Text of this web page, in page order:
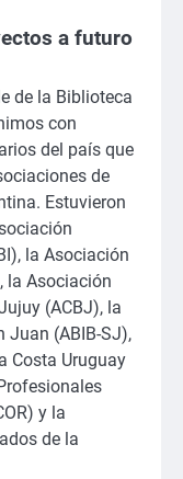
a futuro
de la Biblioteca
con
del país que
de
Estuvieron
la Asociación
la Asociación
(ACBJ), la
Juan (ABIB-SJ),
Costa Uruguay
y la
de la